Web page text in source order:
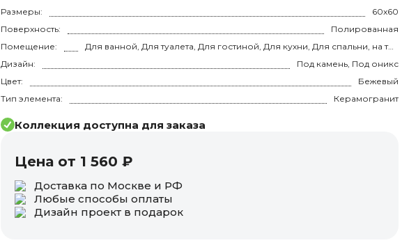
Размеры:
60x60
Поверхность:
Полированная
Помещение:
Для ванной, Для туалета, Для гостиной, Для кухни, Для спальни, на теплый пол
Дизайн:
Под камень, Под оникс
Цвет:
Бежевый
Тип элемента:
Керамогранит
Коллекция доступна для заказа
Цена от 1 560 ₽
Доставка по Москве и РФ
Любые способы оплаты
Дизайн проект в подарок